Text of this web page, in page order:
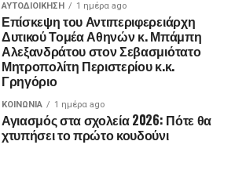
ΑΥΤΟΔΙΟΊΚΗΣΗ 1 ημέρα ago
Επίσκεψη του Αντιπεριφερειάρχη
Δυτικού Τομέα Αθηνών κ. Μπάμπη
Αλεξανδράτου στον Σεβασμιότατο
Μητροπολίτη Περιστερίου κ.κ.
Γρηγόριο
ΚΟΙΝΩΝΊΑ 1 ημέρα ago
Αγιασμός στα σχολεία 2026: Πότε θα
χτυπήσει το πρώτο κουδούνι